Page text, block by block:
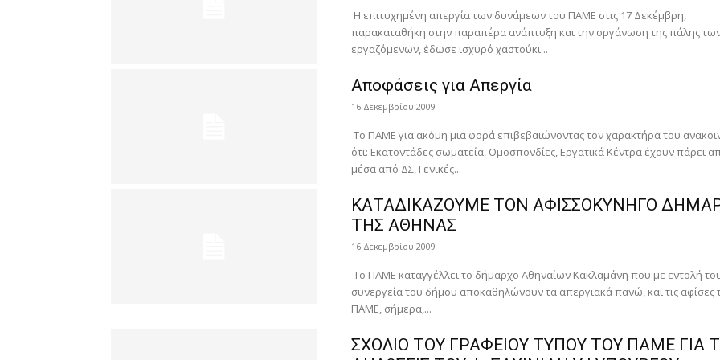
Η επιτυχημένη απεργία των δυνάμεων του ΠΑΜΕ στις 17 Δεκέμβρη,
παρακαταθήκη στην παραπέρα ανάπτυξη και την οργάνωση της πάλης
εργαζόμενων, έδωσε ισχυρό χαστούκι...
Αποφάσεις για Απεργία
16 Δεκεμβρίου 2009
Το ΠΑΜΕ για ακόμη μια φορά επιβεβαιώνοντας τον χαρακτήρα του
ότι: Εκατοντάδες σωματεία, Ομοσπονδίες, Εργατικά Κέντρα έχουν πάρει
μέσα από ΔΣ, Γενικές...
ΚΑΤΑΔΙΚΑΖΟΥΜΕ ΤΟΝ ΑΦΙΣΣΟΚΥΝΗΓΟ
ΤΗΣ ΑΘΗΝΑΣ
16 Δεκεμβρίου 2009
Το ΠΑΜΕ καταγγέλλει το δήμαρχο Αθηναίων Κακλαμάνη που με εντολή
συνεργεία του δήμου αποκαθηλώνουν τα απεργιακά πανώ, και τις αφίσες
ΠΑΜΕ, σήμερα,...
ΣΧΟΛΙΟ ΤΟΥ ΓΡΑΦΕΙΟΥ ΤΥΠΟΥ ΤΟΥ ΠΑΜΕ ΓΙΑ